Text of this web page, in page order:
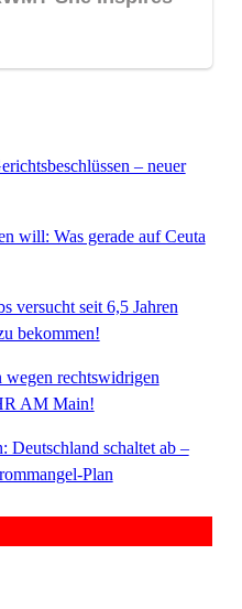
– neuer
will: Was gerade auf Ceuta
versucht seit 6,5 Jahren
bekommen!
wegen rechtswidrigen
AM Main!
Deutschland schaltet ab –
Plan